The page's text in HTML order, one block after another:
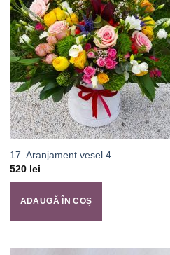
17. Aranjament vesel 4
520 lei
ADAUGĂ ÎN COȘ